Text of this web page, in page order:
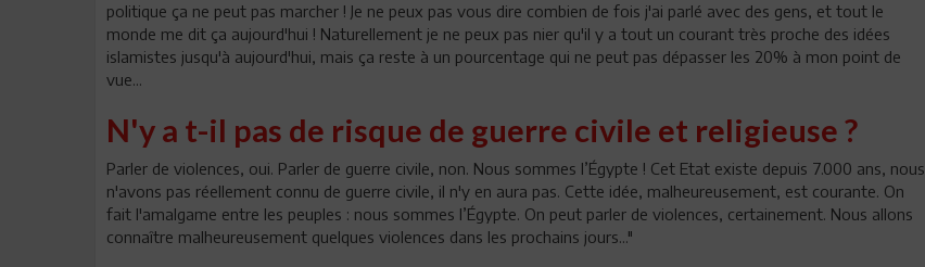
politique ça ne peut pas marcher ! Je ne peux pas vous dire combien de fois j'ai parlé avec des gens, et tout le
monde me dit ça aujourd'hui ! Naturellement je ne peux pas nier qu'il y a tout un courant très proche des idées
islamistes jusqu'à aujourd'hui, mais ça reste à un pourcentage qui ne peut pas dépasser les 20% à mon point de
vue...
N'y a t-il pas de risque de guerre civile et religieuse ?
Parler de violences, oui. Parler de guerre civile, non. Nous sommes l’Égypte ! Cet Etat existe depuis 7.000 ans, nous
n'avons pas réellement connu de guerre civile, il n'y en aura pas. Cette idée, malheureusement, est courante. On
fait l'amalgame entre les peuples : nous sommes l’Égypte. On peut parler de violences, certainement. Nous allons
connaître malheureusement quelques violences dans les prochains jours..."